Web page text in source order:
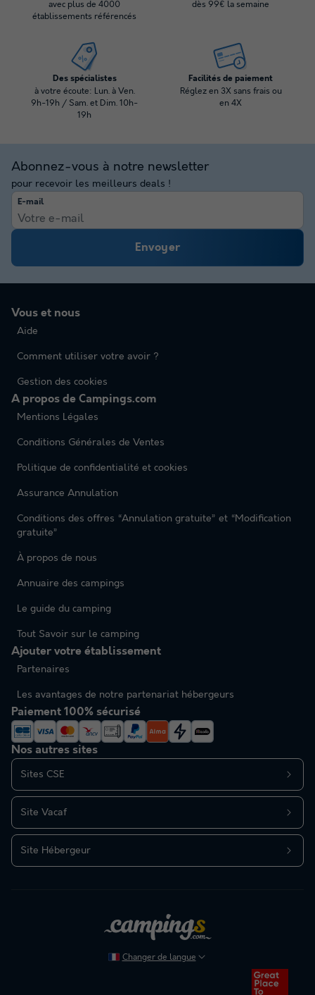
avec plus de 4000
établissements référencés
dès 99€ la semaine
Des spécialistes
à votre écoute: Lun. à Ven.
9h-19h / Sam. et Dim. 10h-
19h
Facilités de paiement
Réglez en 3X sans frais ou
en 4X
Abonnez-vous à notre newsletter
pour recevoir les meilleurs deals !
E-mail
Envoyer
Nos autres sites
Sites CSE
Site Vacaf
Site Hébergeur
Vous et nous
Aide
Comment utiliser votre avoir ?
Gestion des cookies
A propos de Campings.com
Mentions Légales
Conditions Générales de Ventes
Politique de confidentialité et cookies
Assurance Annulation
Conditions des offres “Annulation gratuite” et “Modification
gratuite”
À propos de nous
Annuaire des campings
Le guide du camping
Tout Savoir sur le camping
Ajouter votre établissement
Partenaires
Les avantages de notre partenariat hébergeurs
Paiement 100% sécurisé
Changer de langue